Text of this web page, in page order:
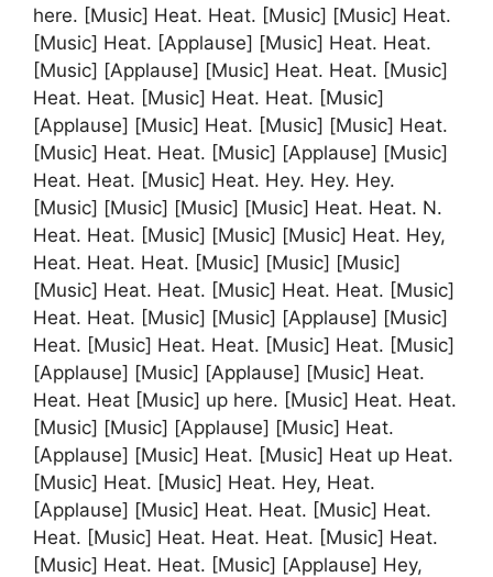
here. [Music] Heat. Heat. [Music] [Music] Heat.
[Music] Heat. [Applause] [Music] Heat. Heat.
[Music] [Applause] [Music] Heat. Heat. [Music]
Heat. Heat. [Music] Heat. Heat. [Music]
[Applause] [Music] Heat. [Music] [Music] Heat.
[Music] Heat. Heat. [Music] [Applause] [Music]
Heat. Heat. [Music] Heat. Hey. Hey. Hey.
[Music] [Music] [Music] [Music] Heat. Heat. N.
Heat. Heat. [Music] [Music] [Music] Heat. Hey,
Heat. Heat. Heat. [Music] [Music] [Music]
[Music] Heat. Heat. [Music] Heat. Heat. [Music]
Heat. Heat. [Music] [Music] [Applause] [Music]
Heat. [Music] Heat. Heat. [Music] Heat. [Music]
[Applause] [Music] [Applause] [Music] Heat.
Heat. Heat [Music] up here. [Music] Heat. Heat.
[Music] [Music] [Applause] [Music] Heat.
[Applause] [Music] Heat. [Music] Heat up Heat.
[Music] Heat. [Music] Heat. Hey, Heat.
[Applause] [Music] Heat. Heat. [Music] Heat.
Heat. [Music] Heat. Heat. Heat. [Music] Heat.
[Music] Heat. Heat. [Music] [Applause] Hey,